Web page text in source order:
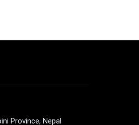
Province, Nepal